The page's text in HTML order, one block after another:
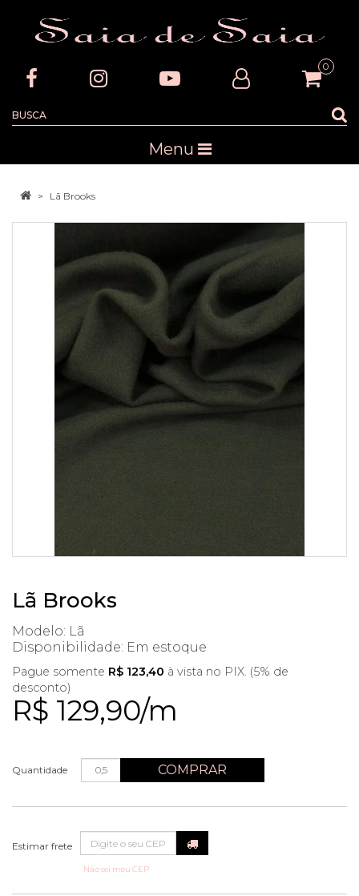
0
Menu
Lã Brooks
Lã Brooks
Modelo: Lã
Disponibilidade: Em estoque
R$ 129,90/m
Pague somente R$ 123,40 à vista no PIX. (5% de
desconto)
Quantidade COMPRAR
Não sei meu CEP